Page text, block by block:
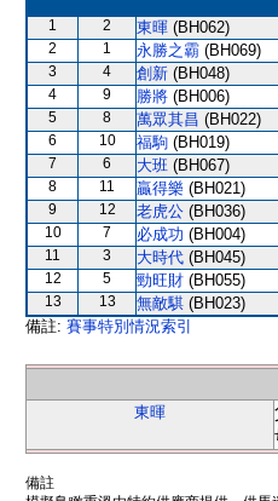
1 2 東暉 (BH062)
2
1 永勝之霸 (BH069)
3
4 創新 (BH048)
4
9 勝將 (BH006)
5
8 萬眾其昌 (BH022)
6
10 福駒 (BH019)
7
6 大班 (BH067)
8
11 贏得樂 (BH021)
9
12 老虎公 (BH036)
10
7 必成功 (BH004)
11
3 大時代 (BH045)
12
5 勁旺財 (BH055)
13
13 無敵騏 (BH023)
備註: 賽事特別情況索引
東暉
備註